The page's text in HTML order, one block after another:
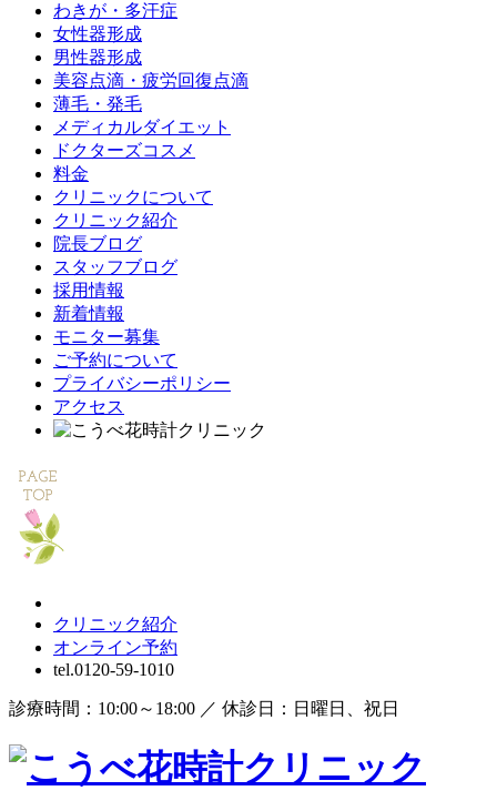
わきが・多汗症
女性器形成
男性器形成
美容点滴・疲労回復点滴
薄毛・発毛
メディカルダイエット
ドクターズコスメ
料金
クリニックについて
クリニック紹介
院長ブログ
スタッフブログ
採用情報
新着情報
モニター募集
ご予約について
プライバシーポリシー
アクセス
クリニック紹介
オンライン予約
tel.0120-59-1010
診療時間：10:00～18:00 ／ 休診日：日曜日、祝日